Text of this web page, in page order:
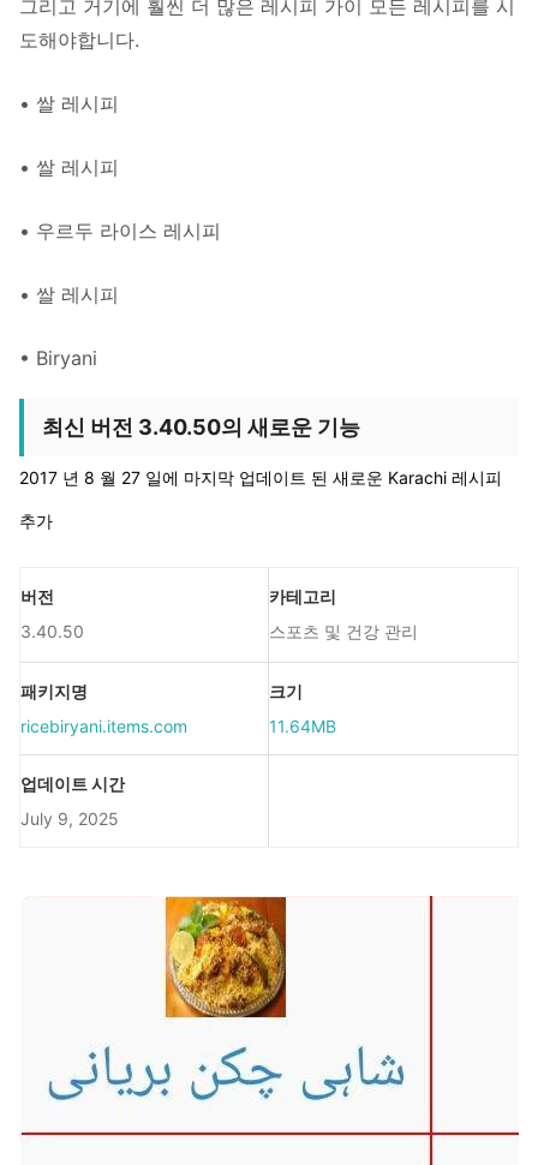
그리고 거기에 훨씬 더 많은 레시피 가이 모든 레시피를 시
도해야합니다.
• 쌀 레시피
• 쌀 레시피
• 우르두 라이스 레시피
• 쌀 레시피
• Biryani
최신 버전 3.40.50의 새로운 기능
2017 년 8 월 27 일에 마지막 업데이트 된 새로운 Karachi 레시피
추가
버전
3.40.50
카테고리
스포츠 및 건강 관리
패키지명
ricebiryani.items.com
크기
11.64MB
업데이트 시간
July 9, 2025